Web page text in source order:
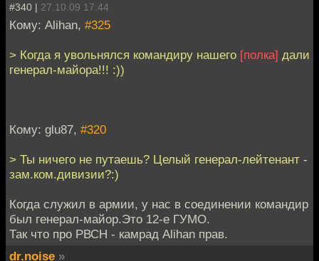
#340 | 27.10.09 17:44
Кому: Alihan, #325
> Когда я увольнялся командиру нашего [полка] дали
генерал-майора!!! :))
Кому: glu87, #320
> Ты ничего не путаешь? Целый генерал-лейтенант -
зам.ком.дивизии?:)
Когда служил в армии, у нас в соединении командир
был генерал-майор.Это 12-е ГУМО.
Так что про РВСН - камрад Alihan прав.
dr.noise »